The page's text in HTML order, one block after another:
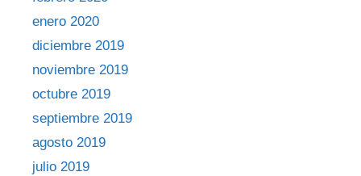
enero 2020
diciembre 2019
noviembre 2019
octubre 2019
septiembre 2019
agosto 2019
julio 2019